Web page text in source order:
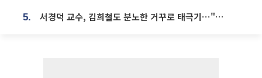
5. 서경덕 교수, 김희철도 분노한 거꾸로 태극기⋯"엉터리는 아냐, 아쉬울 뿐"